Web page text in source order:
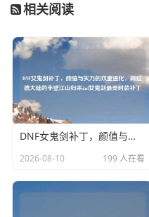
相关阅读
DNF女鬼剑补丁，颜值与实力的双重进化，阿拉德大陆的半壁江山归来dnf女鬼剑最美时装补丁
2026-08-10 199 人在看